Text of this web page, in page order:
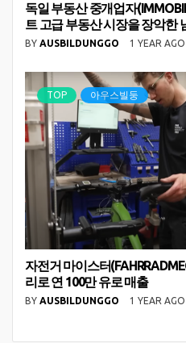
독일 부동산 중개업자
트 고급 부동산 시장을 장악한
BY AUSBILDUNGGO 1 YEAR AGO
TOP 아우스빌둥
자전거 마이스터
리로 연 100만 유로 매출
BY AUSBILDUNGGO 1 YEAR AGO